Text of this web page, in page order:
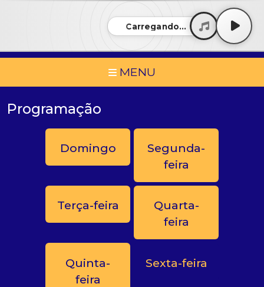
Carregando...
MENU
Programação
Domingo
Segunda-
feira
Terça-feira
Quarta-
feira
Quinta-
feira
Sexta-feira